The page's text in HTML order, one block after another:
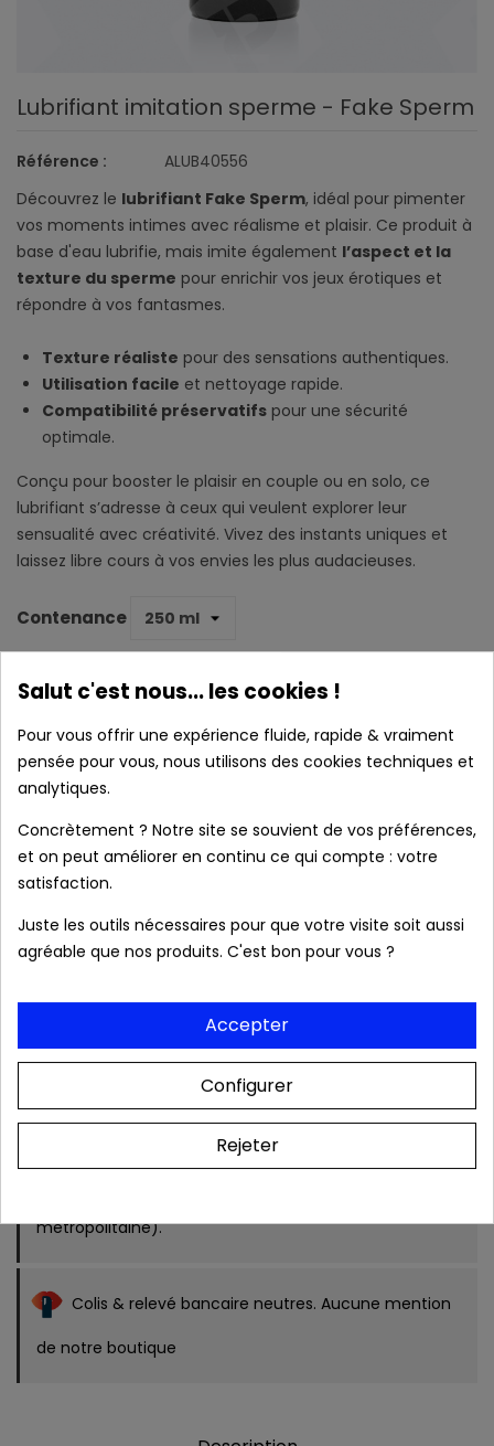
Lubrifiant imitation sperme - Fake Sperm
Référence :
ALUB40556
Découvrez le lubrifiant Fake Sperm, idéal pour pimenter
vos moments intimes avec réalisme et plaisir. Ce produit à
base d'eau lubrifie, mais imite également l’aspect et la
texture du sperme pour enrichir vos jeux érotiques et
répondre à vos fantasmes.
Texture réaliste pour des sensations authentiques.
Utilisation facile et nettoyage rapide.
Compatibilité préservatifspour une sécurité
optimale.
Conçu pour booster le plaisir en couple ou en solo, ce
lubrifiant s’adresse à ceux qui veulent explorer leur
sensualité avec créativité. Vivez des instants uniques et
laissez libre cours à vos envies les plus audacieuses.
Contenance
34,90 € 24,43 € Économisez 30%
 AJOUTER AU PANIER
Disponible
local_shippingLivraison prévue à partir du 11/08/2026 en
France métropolitaine.
Produits authentiques au meilleur prix
Livraison rapide 24/48h
métropolitaine).
Colis & relevé bancaire neutres. Aucune mention
de notre boutique
Salut c'est nous... les cookies !
Pour vous offrir une expérience fluide, rapide & vraiment
pensée pour vous, nous utilisons des cookies techniques et
analytiques.
Concrètement ? Notre site se souvient de vos préférences,
et on peut améliorer en continu ce qui compte : votre
satisfaction.
Juste les outils nécessaires pour que votre visite soit aussi
agréable que nos produits. C'est bon pour vous ?
Accepter
Configurer
Rejeter